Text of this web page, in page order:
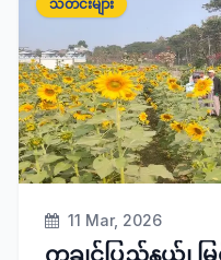
သတင်းများ
11 Mar, 2026
ကချင်ပြည်နယ်၊ မြ